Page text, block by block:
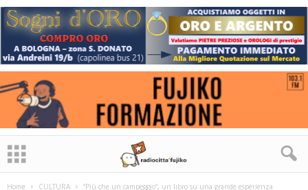
Home CULTURA
“Più che un campeggio”, un libro su una grande esperienza